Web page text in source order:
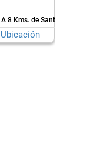
A 8 Kms. de Sant Marti Sarroca
Ubicación